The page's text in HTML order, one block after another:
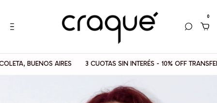
0
BUENOS AIRES 3 CUOTAS SIN INTERÉS - 10% OFF